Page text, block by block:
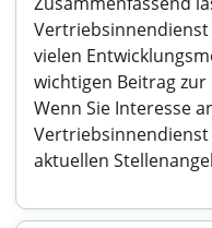
vielen
wichtigen Beitrag
Wenn Sie Interesse
Vertriebsinnendienst
aktuellen